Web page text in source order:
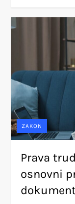
ZAKON
Prava
osnovni